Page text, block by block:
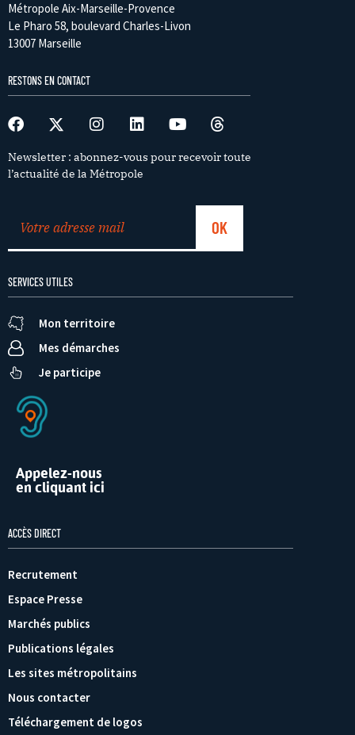
Métropole Aix-Marseille-Provence
Le Pharo 58, boulevard Charles-Livon
13007 Marseille
RESTONS EN CONTACT
Newsletter : abonnez-vous pour recevoir toute
l’actualité de la Métropole
SERVICES UTILES
Mon territoire
Mes démarches
Je participe
Appelez-nous
en cliquant ici
ACCÈS DIRECT
Recrutement
Espace Presse
Marchés publics
Publications légales
Les sites métropolitains
Nous contacter
Téléchargement de logos